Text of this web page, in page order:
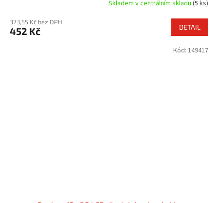
Skladem v centrálním skladu (5 ks)
373,55 Kč bez DPH
452 Kč DETAIL
Kód: 149417